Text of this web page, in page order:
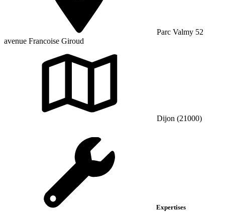
Parc Valmy 52
avenue Francoise Giroud
Dijon (21000)
Expertises